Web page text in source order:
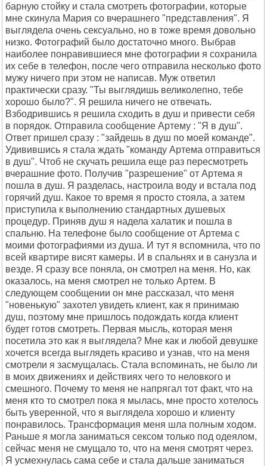
барную стойку и стала смотреть фотографии, которые
мне скинула Мария со вчерашнего "представления". Я
выглядела очень сексуально, но в тоже время довольно
низко. Фотографий было достаточно много. Выбрав
наиболее понравившиеся мне фотографии я сохранила
их себе в телефон, после чего отправила несколько фото
мужу ничего при этом не написав. Муж ответил
практически сразу. "Ты выглядишь великолепно, тебе
хорошо было?". Я решила ничего не отвечать.
Взбодрившись я решила сходить в душ и привести себя
в порядок. Отправила сообщение Артему : "Я в душ".
Ответ пришел сразу : "зайдешь в душ по моей команде".
Удивившись я стала ждать "команду Артема отправиться
в душ". Чтоб не скучать решила еще раз пересмотреть
вчерашние фото. Получив "разрешение" от Артема я
пошла в душ. Я разделась, настроила воду и встала под
горячий душ. Какое то время я просто стояла, а затем
приступила к выполнению стандартных душевых
процедур. Приняв душ я надела халатик и пошла в
спальню. На телефоне было сообщение от Артема с
моими фотографиями из душа. И тут я вспомнила, что по
всей квартире висят камеры. И в спальнях и в санузла и
везде. Я сразу все поняла, он смотрел на меня. Но, как
оказалось, на меня смотрел не только Артем. В
следующем сообщении он мне рассказал, что меня
"новенькую" захотел увидеть клиент, как я принимаю
душ, поэтому мне пришлось подождать когда клиент
будет готов смотреть. Первая мысль, которая меня
посетила это как я выглядела? Мне как и любой девушке
хочется всегда выглядеть красиво и узнав, что на меня
смотрели я засмущалась. Стала вспоминать, не было ли
в моих движениях и действиях чего то неловкого и
смешного. Почему то меня не напрягал тот факт, что на
меня кто то смотрел пока я мылась, мне просто хотелось
быть уверенной, что я выглядела хорошо и клиенту
понравилось. Трансформация меня шла полным ходом.
Раньше я могла заниматься сексом только под одеялом,
сейчас меня не смущало то, что на меня смотрят через.
Я усмехнулась сама себе и стала дальше заниматься